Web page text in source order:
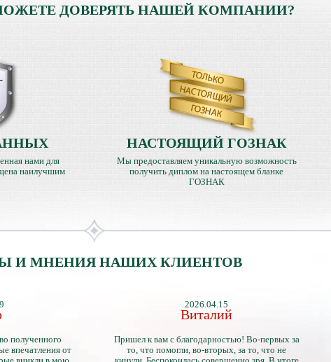
ДОВЕРЯТЬ НАШЕЙ КОМПАНИИ?
нами для
наилучшим
НАСТОЯЩИЙ ГОЗНАК
Мы предоставляем уникальную возможность
получить диплом на настоящем бланке
ГОЗНАК
И МНЕНИЯ НАШИХ КЛИЕНТОВ
полученного
впечатления от
2026.04.15
Виталий
Пришел к вам с благодарностью! Во-первых за
то, что помогли, во-вторых, за то, что не